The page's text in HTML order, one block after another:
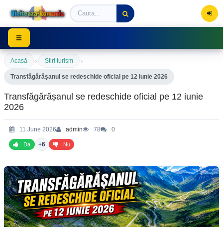
Viziteaza Romania | Obiective Turistice | Trasee
☰
Acasă › Stiri turism ›
Transfăgărășanul se redeschide oficial pe 12 iunie 2026
Transfăgărășanul se redeschide oficial pe 12 iunie
2026
11 June 2026 admin 78 0
Da +6 Nu